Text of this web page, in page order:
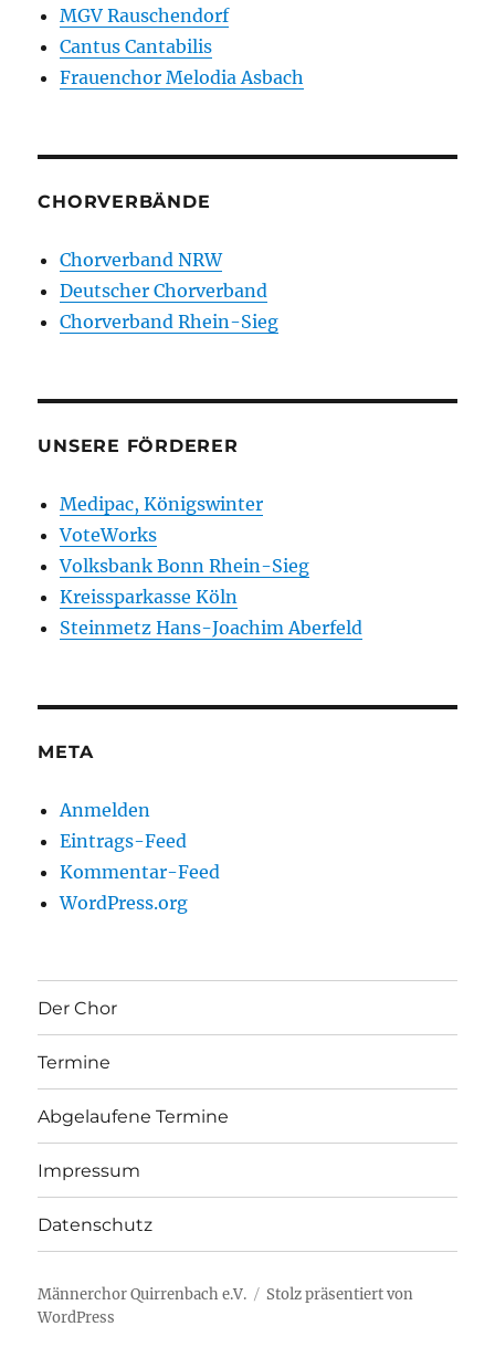
MGV Rauschendorf
Cantus Cantabilis
Frauenchor Melodia Asbach
CHORVERBÄNDE
Chorverband NRW
Deutscher Chorverband
Chorverband Rhein-Sieg
UNSERE FÖRDERER
Medipac, Königswinter
VoteWorks
Volksbank Bonn Rhein-Sieg
Kreissparkasse Köln
Steinmetz Hans-Joachim Aberfeld
META
Anmelden
Eintrags-Feed
Kommentar-Feed
WordPress.org
Der Chor
Termine
Abgelaufene Termine
Impressum
Datenschutz
Männerchor Quirrenbach e.V.
Stolz präsentiert von
WordPress